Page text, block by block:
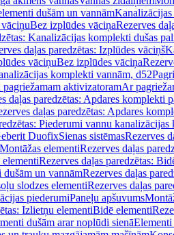
dušām un vannām
Bez izplūdes vāciņaRezerves
Kanalizācijas komplekti dušas
daļas paredzētas: Izplūdes vāciņš
vāciņuBez izplūdes vāciņa
komplekti vannām, d52
pagriežamam aktivizatoramAr
daļas paredzētas: Apdares komplekti
daļas paredzētas: Apdares
Piederumi vannu
DuofixSienas sistēmasRezerves
Montāžas elementiRezerves daļas
Rezerves daļas paredzētas:
dušām un vannāmRezerves daļas
slodzes elementiRezerves daļas
piederumiPaneļu apšuvums
Izlietņu elementiBidē elementi
dušām arar noplūdi sienā